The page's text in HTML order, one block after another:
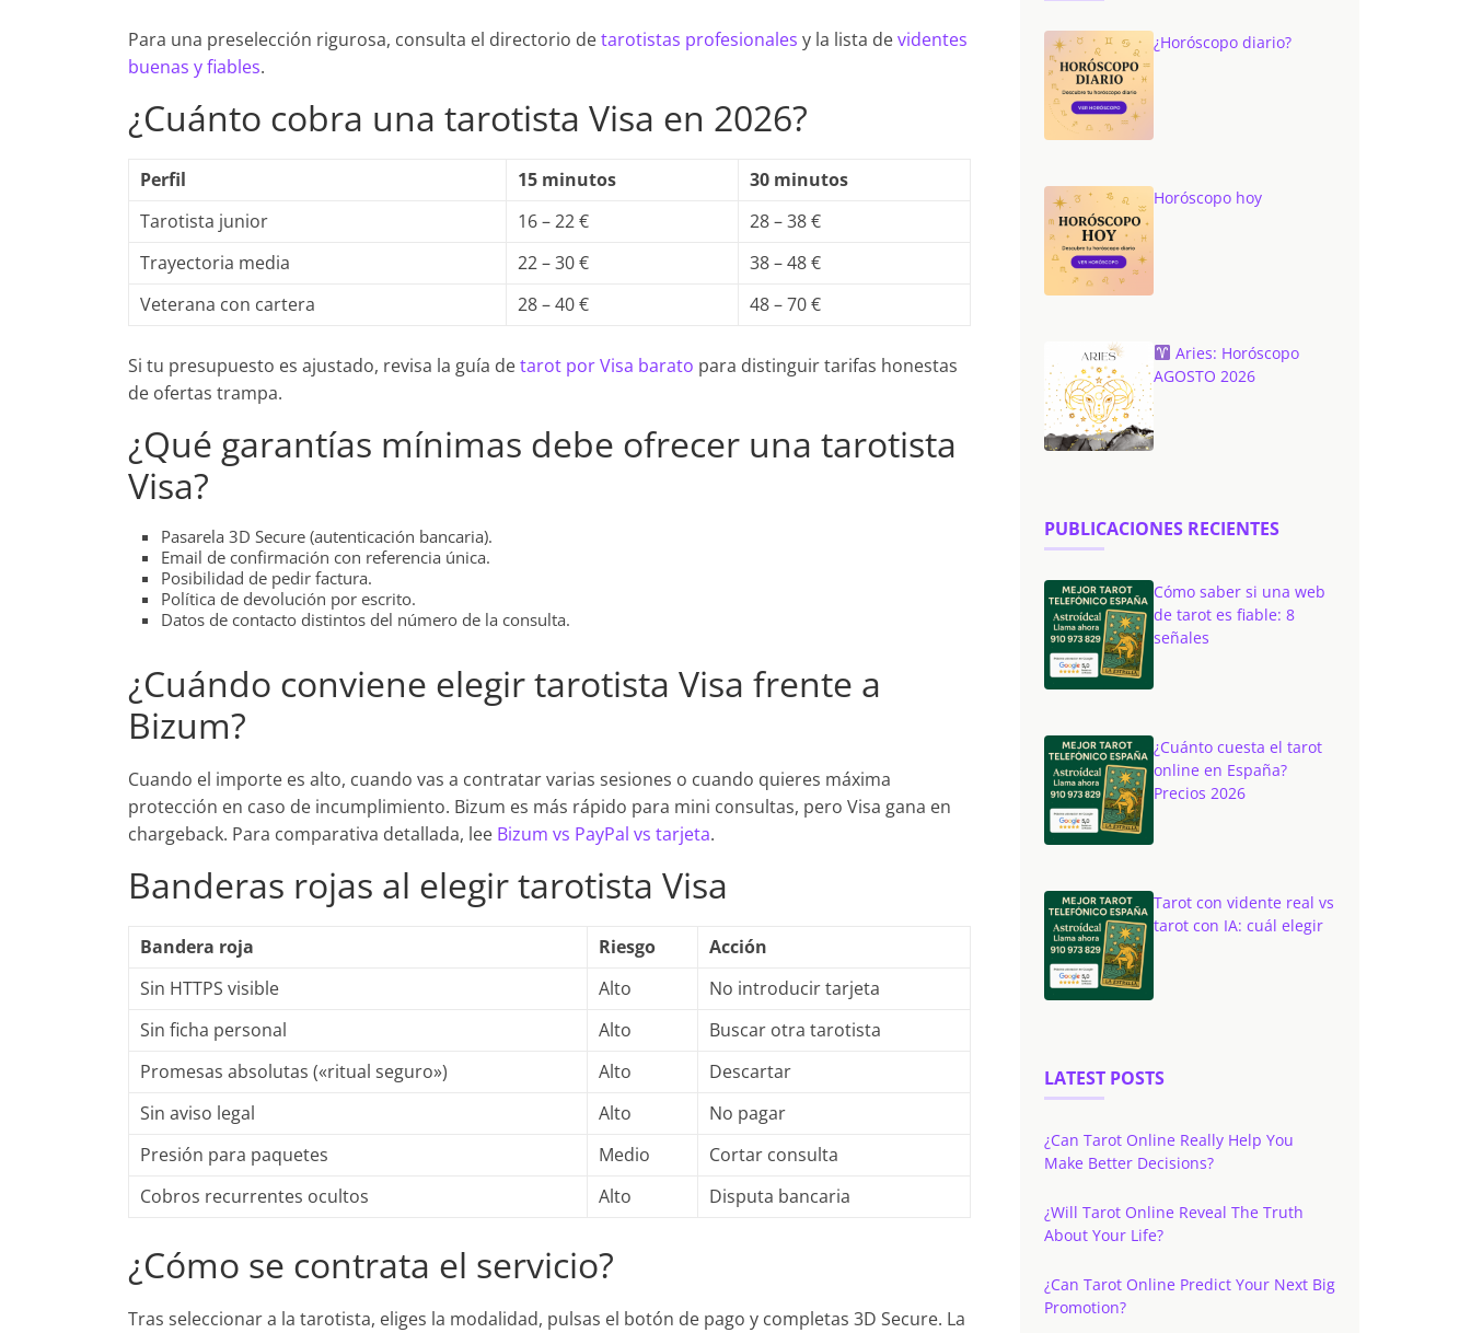
Para una preselección rigurosa, consulta el directorio detarotistas profesionales y la lista devidentes
buenas y fiables.
¿Cuánto cobra una tarotista Visa en 2026?
Perfil 15 minutos
30 minutos
Tarotista junior
16 – 22 €
28 – 38 €
Trayectoria media
22 – 30 €
38 – 48 €
Veterana con cartera
28 – 40 € 48 – 70 €
Si tu presupuesto es ajustado, revisa la guía detarot por Visa barato para distinguir tarifas honestas
de ofertas trampa.
¿Qué garantías mínimas debe ofrecer una tarotista
Visa?
Pasarela 3D Secure (autenticación bancaria).
Email de confirmación con referencia única.
Posibilidad de pedir factura.
Política de devolución por escrito.
Datos de contacto distintos del número de la consulta.
¿Cuándo conviene elegir tarotista Visa frente a
Bizum?
Cuando el importe es alto, cuando vas a contratar varias sesiones o cuando quieres máxima
protección en caso de incumplimiento. Bizum es más rápido para mini consultas, pero Visa gana en
chargeback. Para comparativa detallada, lee Bizum vs PayPal vs tarjeta.
Banderas rojas al elegir tarotista Visa
Bandera roja Riesgo
Acción
Sin HTTPS visible
Alto
No introducir tarjeta
Sin ficha personal
Alto
Buscar otra tarotista
Promesas absolutas («ritual seguro»)
Alto
Descartar
Sin aviso legal
Alto
No pagar
Presión para paquetes
Medio
Cortar consulta
Cobros recurrentes ocultos
Alto Disputa bancaria
¿Cómo se contrata el servicio?
Tras seleccionar a la tarotista, eliges la modalidad, pulsas el botón de pago y completas 3D Secure. La
¿Horóscopo diario?
Horóscopo hoy
Aries: Horóscopo
AGOSTO 2026
PUBLICACIONES RECIENTES
Cómo saber si una web
de tarot es fiable: 8
señales
¿Cuánto cuesta el tarot
online en España?
Precios 2026
Tarot con vidente real vs
tarot con IA: cuál elegir
LATEST POSTS
¿Can Tarot Online Really Help You
Make Better Decisions?
¿Will Tarot Online Reveal The Truth
About Your Life?
¿Can Tarot Online Predict Your Next Big
Promotion?